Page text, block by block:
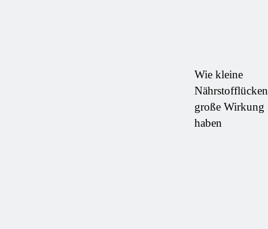
Wie kleine
Nährstofflücken
große Wirkung
haben